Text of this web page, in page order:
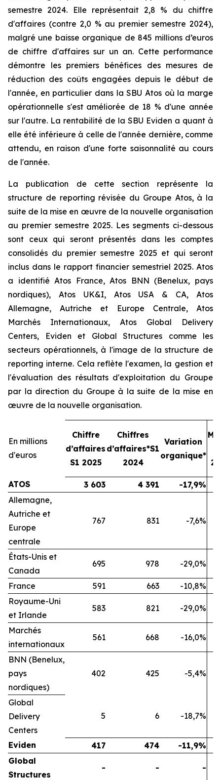
semestre 2024. Elle représentait 2,8 % du chiffre
d'affaires (contre 2,0 % au premier semestre 2024),
malgré une baisse organique de 845 millions d’euros
de chiffre d'affaires sur un an. Cette performance
démontre les premiers bénéfices des mesures de
réduction des coûts engagées depuis le début de
l'année, en particulier dans la SBU Atos où la marge
opérationnelle s'est améliorée de 18 % d'une année
sur l'autre. La rentabilité de la SBU Eviden a quant à
elle été inférieure à celle de l'année dernière, comme
attendu, en raison d'une forte saisonnalité au cours
de l'année.
La publication de cette section représente la
structure de reporting révisée du Groupe Atos, à la
suite de la mise en œuvre de la nouvelle organisation
au premier semestre 2025. Les segments ci-dessous
sont ceux qui seront présentés dans les comptes
consolidés du premier semestre 2025 et qui seront
inclus dans le rapport financier semestriel 2025. Atos
a identifié Atos France, Atos BNN (Benelux, pays
nordiques), Atos UK&I, Atos USA & CA, Atos
Allemagne, Autriche et Europe Centrale, Atos
Marchés Internationaux, Atos Global Delivery
Centers, Eviden et Global Structures comme les
secteurs opérationnels, à l'image de la structure de
reporting interne. Cela reflète l'examen, la gestion et
l'évaluation des résultats d'exploitation du Groupe
par la direction du Groupe à la suite de la mise en
œuvre de la nouvelle organisation.
En millions
d'euros
Chiffre
d’affaires
S1 2025
Chiffres
d’affaires*S1
2024
Variation
organique*
ATOS 3 603 4 391 -17,9%
Allemagne,
Autriche et
Europe
centrale
767 831 -7,6%
États-Unis et
Canada
695 978 -29,0%
France 591 663
-10,8%
Royaume-Uni
et Irlande
583 821 -29,0%
Marchés
internationaux
561 668 -16,0%
BNN (Benelux,
pays
nordiques)
402 425 -5,4%
Global
Delivery
Centers
5 6 -18,7%
Eviden 417 474 -11,9%
Global
Structures
- - -